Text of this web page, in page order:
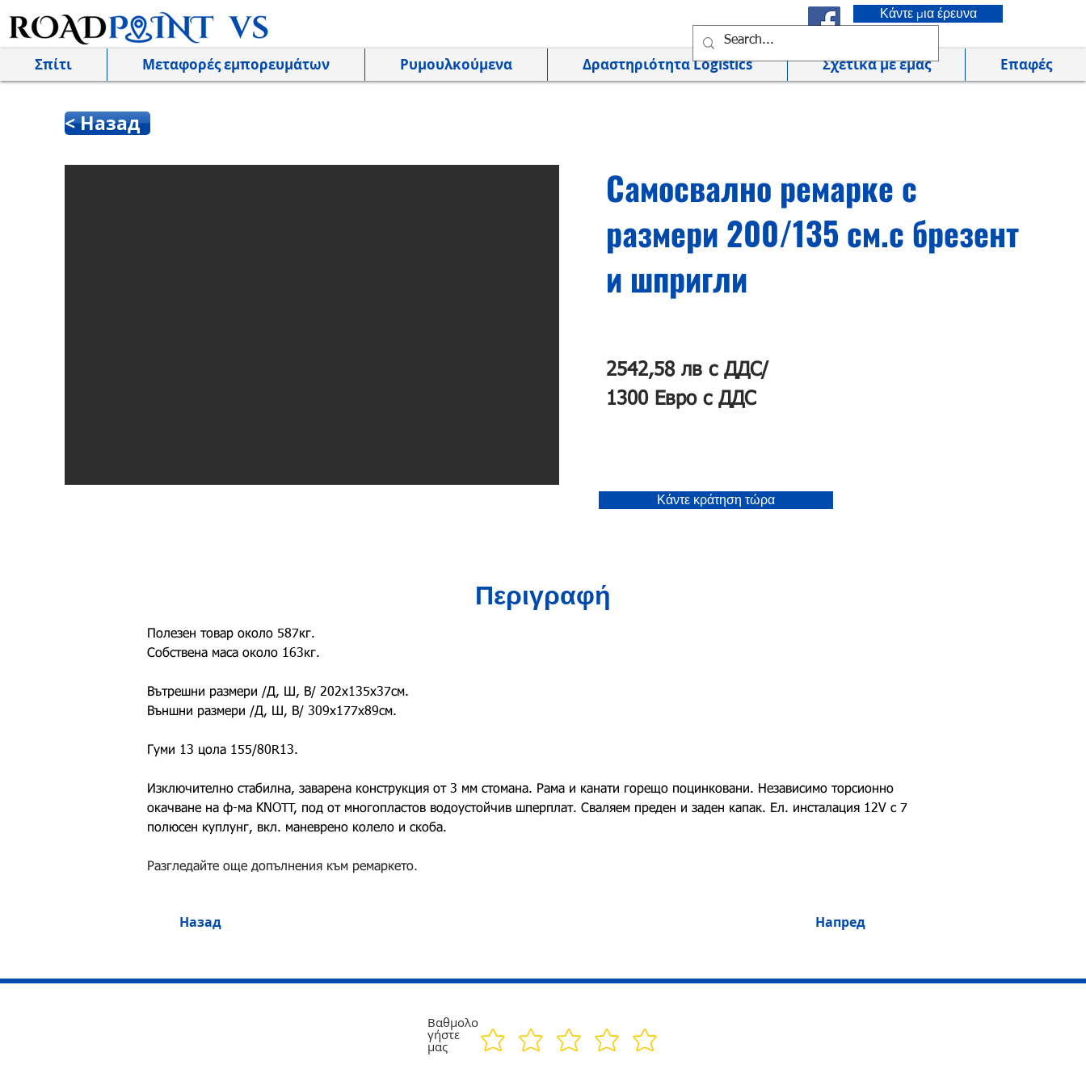
Κάντε μια έρευνα
Σπίτι Μεταφορές εμπορευμάτων Ρυμουλκούμενα Δραστηριότητα Logistics Σχετικά με εμάς Επαφές
< Назад
Самосвално ремарке с
размери 200/135 см.с брезент
и шпригли
2542,58 лв с ДДС/
1300 Евро с ДДС
Κάντε κράτηση τώρα
Περιγραφή
Полезен товар около 587кг.
Собствена маса около 163кг.
Вътрешни размери /Д, Ш, В/ 202х135х37см.
Външни размери /Д, Ш, В/ 309х177х89см.
Гуми 13 цола 155/80R13.
Изключително стабилна, заварена конструкция от 3 мм стомана. Рама и канати горещо поцинковани. Независимо торсионно
окачване на ф-ма KNOTT, под от многопластов водоустойчив шперплат. Сваляем преден и заден капак. Ел. инсталация 12V с 7
полюсен куплунг, вкл. маневрено колело и скоба.
Разгледайте още допълнения към ремаркето.
Назад Напред
Βαθμολο
γήστε
μας